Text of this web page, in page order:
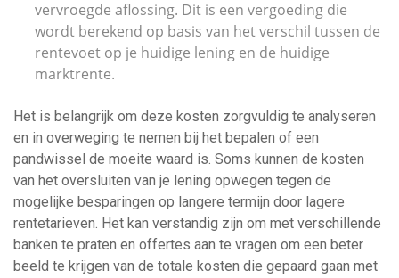
vervroegde aflossing. Dit is een vergoeding die
wordt berekend op basis van het verschil tussen de
rentevoet op je huidige lening en de huidige
marktrente.
Het is belangrijk om deze kosten zorgvuldig te analyseren
en in overweging te nemen bij het bepalen of een
pandwissel de moeite waard is. Soms kunnen de kosten
van het oversluiten van je lening opwegen tegen de
mogelijke besparingen op langere termijn door lagere
rentetarieven. Het kan verstandig zijn om met verschillende
banken te praten en offertes aan te vragen om een beter
beeld te krijgen van de totale kosten die gepaard gaan met